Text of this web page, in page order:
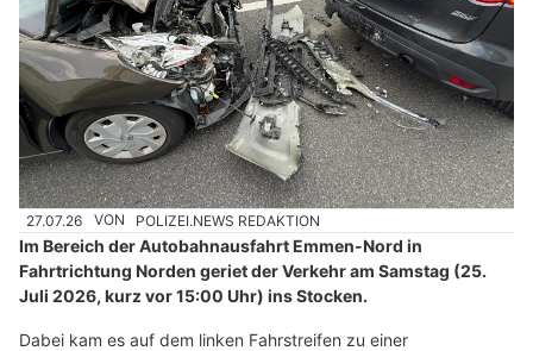
27.07.26 VON POLIZEI.NEWS REDAKTION
Im Bereich der Autobahnausfahrt Emmen-Nord in
Fahrtrichtung Norden geriet der Verkehr am Samstag (25.
Juli 2026, kurz vor 15:00 Uhr) ins Stocken.
Dabei kam es auf dem linken Fahrstreifen zu einer